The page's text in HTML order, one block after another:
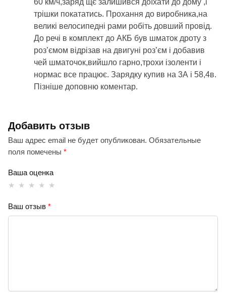
60 км/ч,заряд щє залишився доїхати до дому ,і
трішки покататись. Прохання до виробника,на
великі велосипедні рами робіть довший провід.
До речі в комплект до АКБ був шматок дроту з
роз’ємом відрізав на двигуні роз’єм і добавив
чей шматочок,вийшло гарно,трохи ізоленти і
нормас все працює. Зарядку купив на 3А і 58,4в.
Пізніше доповню коментар.
Добавить отзыв
Ваш адрес email не будет опубликован. Обязательные
поля помечены *
Ваша оценка
Ваш отзыв *